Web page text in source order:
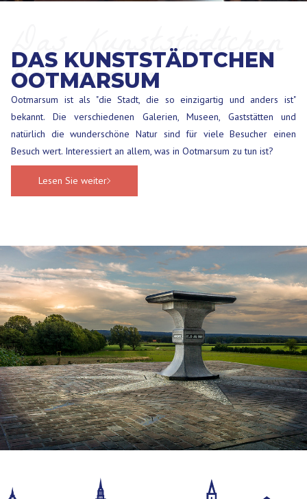
Das Kunststädtchen
Ootmarsum
DAS KUNSTSTÄDTCHEN
OOTMARSUM
Ootmarsum ist als "die Stadt, die so einzigartig und anders ist"
bekannt. Die verschiedenen Galerien, Museen, Gaststätten und
natürlich die wunderschöne Natur sind für viele Besucher einen
Besuch wert. Interessiert an allem, was in Ootmarsum zu tun ist?
Lesen Sie weiter